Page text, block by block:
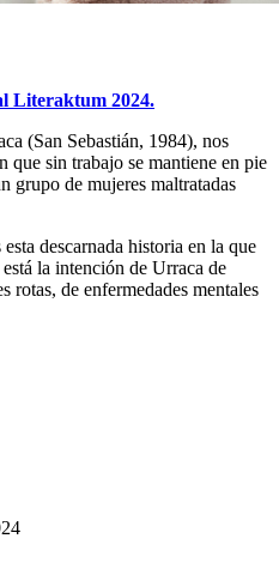
Literaktum 2024.
(San Sebastián, 1984), nos
que sin trabajo se mantiene en pie
grupo de mujeres maltratadas
descarnada historia en la que
la intención de Urraca de
rotas, de enfermedades mentales